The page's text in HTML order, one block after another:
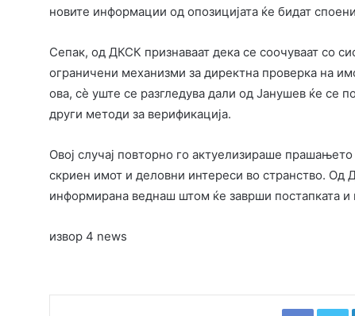
новите информации од опозицијата ќе бидат
Сепак, од ДКСК признаваат дека се соочуваат со
ограничени механизми за директна проверка на
ова, сè уште се разгледува дали од Јанушев ќе се
други методи за верификација.
Овој случај повторно го актуелизираше
скриен имот и деловни интереси во странство. Од
информирана веднаш штом ќе заврши постапката и
извор 4 news